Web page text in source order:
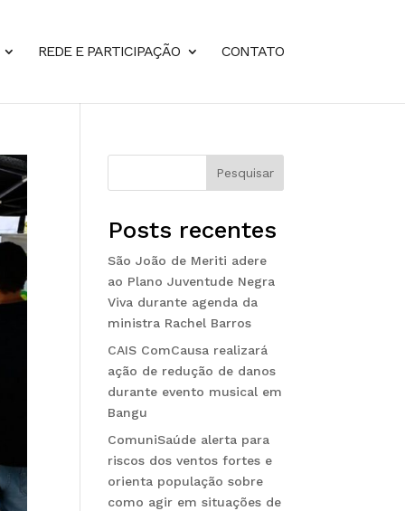
REDE E PARTICIPAÇÃO CONTATO
Pesquisar
Posts recentes
São João de Meriti adere
ao Plano Juventude Negra
Viva durante agenda da
ministra Rachel Barros
CAIS ComCausa realizará
ação de redução de danos
durante evento musical em
Bangu
ComuniSaúde alerta para
riscos dos ventos fortes e
orienta população sobre
como agir em situações de